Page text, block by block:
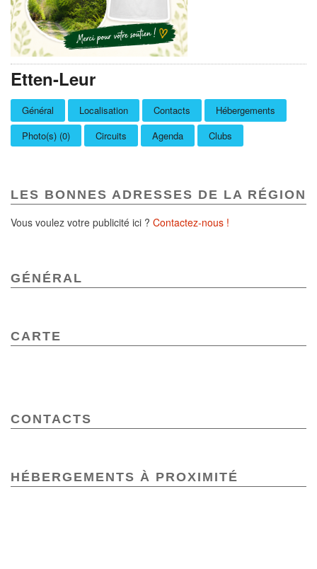
Etten-Leur
Général Localisation Contacts
Hébergements
Photo(s) (0)
Circuits Agenda Clubs
LES BONNES ADRESSES DE LA RÉGION
Vous voulez votre publicité ici ? Contactez-nous !
GÉNÉRAL
CARTE
CONTACTS
HÉBERGEMENTS À PROXIMITÉ